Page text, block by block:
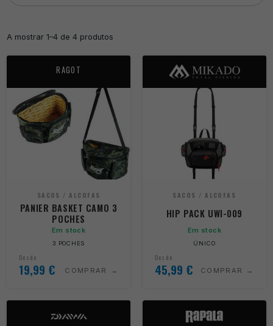
A mostrar 1–4 de 4 produtos
RAGOT
SACOS / ALCOFAS
PANIER BASKET CAMO 3
POCHES
Em stock
3 POCHES
Desde
19,99 € COMPRAR
SACOS / ALCOFAS
HIP PACK UWI-009
Em stock
ÚNICO
Desde
45,99 € COMPRAR